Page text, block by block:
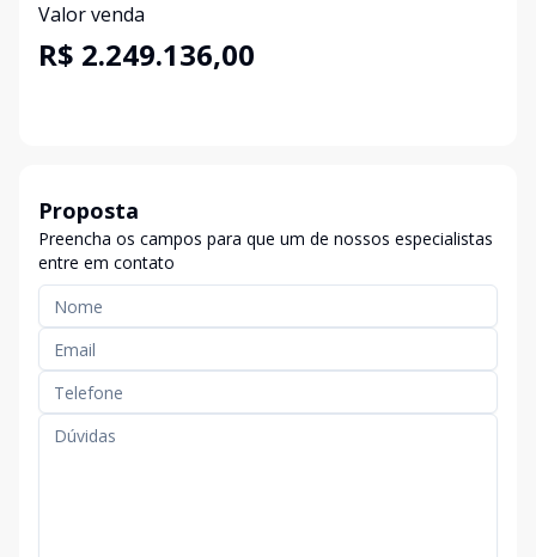
Valor venda
R$ 2.249.136,00
Proposta
Preencha os campos para que um de nossos especialistas
entre em contato